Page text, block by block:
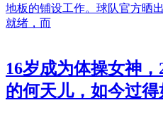
地板的铺设工作。球队官方晒
就绪，而
16岁成为体操女神
的何天儿，如今过得